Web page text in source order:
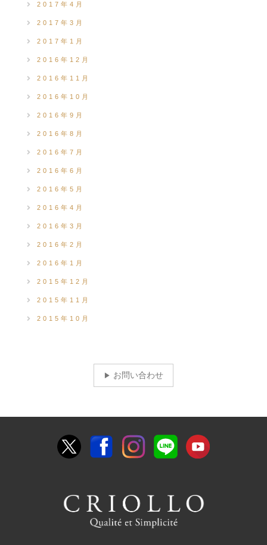
2017年4月
2017年3月
2017年1月
2016年12月
2016年11月
2016年10月
2016年9月
2016年8月
2016年7月
2016年6月
2016年5月
2016年4月
2016年3月
2016年2月
2016年1月
2015年12月
2015年11月
2015年10月
お問い合わせ